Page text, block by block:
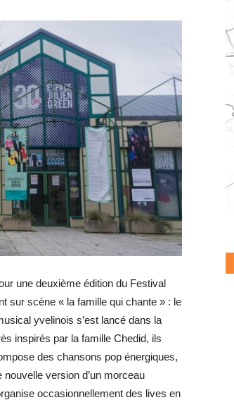
une deuxième édition du Festival
sur scène « la famille qui chante » : le
yvelinois s’est lancé dans la
inspirés par la famille Chedid, ils
des chansons pop énergiques,
version d’un morceau
occasionnellement des lives en